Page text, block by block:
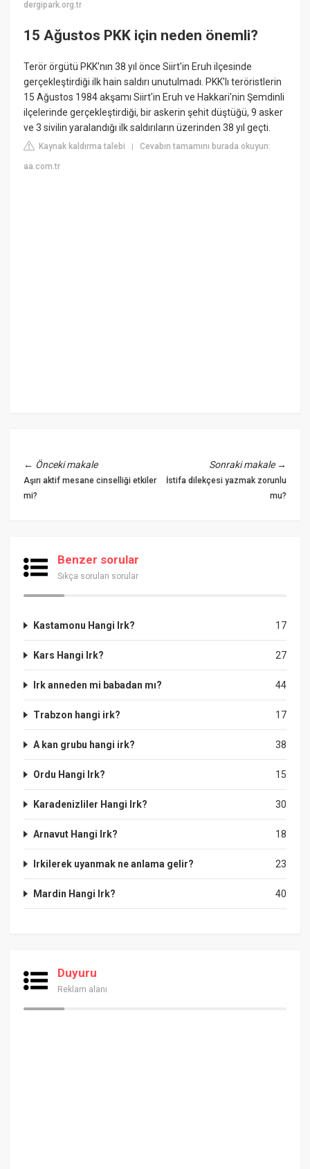
dergipark.org.tr
15 Ağustos PKK için neden önemli?
Terör örgütü PKK'nın 38 yıl önce Siirt'in Eruh ilçesinde
gerçekleştirdiği ilk hain saldırı unutulmadı. PKK'lı teröristlerin
15 Ağustos 1984 akşamı Siirt'in Eruh ve Hakkari'nin Şemdinli
ilçelerinde gerçekleştirdiği, bir askerin şehit düştüğü, 9 asker
ve 3 sivilin yaralandığı ilk saldırıların üzerinden 38 yıl geçti.
Kaynak kaldırma talebi |Cevabın tamamını burada okuyun:
aa.com.tr
← Önceki makale
Aşırı aktif mesane cinselliği etkiler
mi?
Sonraki makale→
İstifa dilekçesi yazmak zorunlu
mu?
Benzer sorular
Sıkça sorulan sorular
17
Kastamonu Hangi Irk?
27
Kars Hangi Irk?
44
Irk anneden mi babadan mı?
17
Trabzon hangi irk?
38
A kan grubu hangi irk?
15
Ordu Hangi Irk?
30
Karadenizliler Hangi Irk?
18
Arnavut Hangi Irk?
23
Irkilerek uyanmak ne anlama gelir?
40
Mardin Hangi Irk?
Duyuru
Reklam alanı